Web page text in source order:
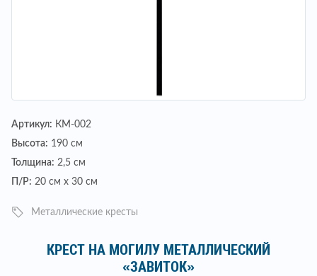
Артикул: КМ-002
Высота: 190 см
Толщина: 2,5 см
П/Р: 20 см х 30 см
Металлические кресты
КРЕСТ НА МОГИЛУ МЕТАЛЛИЧЕСКИЙ
«ЗАВИТОК»